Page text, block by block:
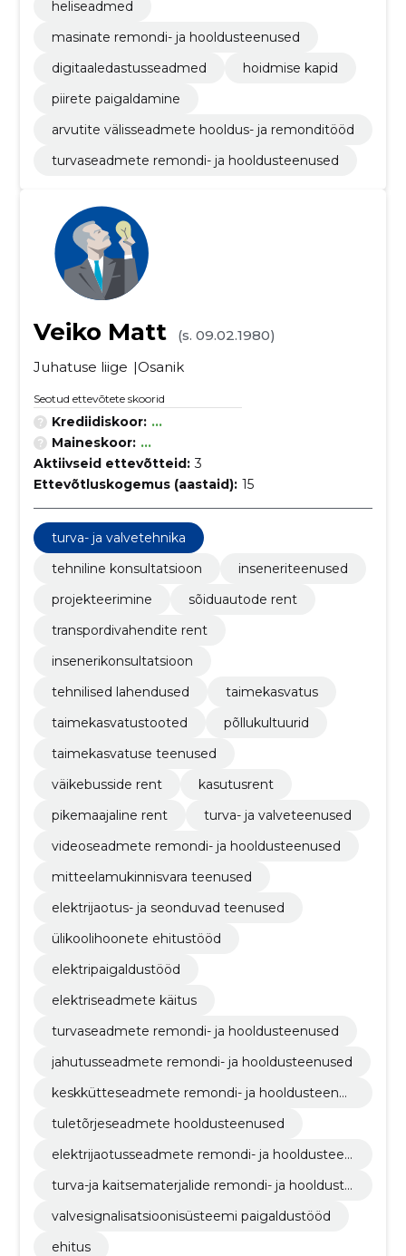
heliseadmed
masinate remondi- ja hooldusteenused
digitaaledastusseadmed
hoidmise kapid
piirete paigaldamine
arvutite välisseadmete hooldus- ja remonditööd
turvaseadmete remondi- ja hooldusteenused
Veiko Matt
(s. 09.02.1980)
Juhatuse liige
Osanik
Seotud ettevõtete skoorid
Krediidiskoor: ...
Maineskoor: ...
Aktiivseid ettevõtteid: 3
Ettevõtluskogemus (aastaid): 15
turva- ja valvetehnika
tehniline konsultatsioon
inseneriteenused
projekteerimine
sõiduautode rent
transpordivahendite rent
insenerikonsultatsioon
tehnilised lahendused
taimekasvatus
taimekasvatustooted
põllukultuurid
taimekasvatuse teenused
väikebusside rent
kasutusrent
pikemaajaline rent
turva- ja valveteenused
videoseadmete remondi- ja hooldusteenused
mitteelamukinnisvara teenused
elektrijaotus- ja seonduvad teenused
ülikoolihoonete ehitustööd
elektripaigaldustööd
elektriseadmete käitus
turvaseadmete remondi- ja hooldusteenused
jahutusseadmete remondi- ja hooldusteenused
keskkütteseadmete remondi- ja hooldusteenus
tuletõrjeseadmete hooldusteenused
elektrijaotusseadmete remondi- ja hooldusteen
turva-ja kaitsematerjalide remondi- ja hoolduste
valvesignalisatsioonisüsteemi paigaldustööd
ehitus